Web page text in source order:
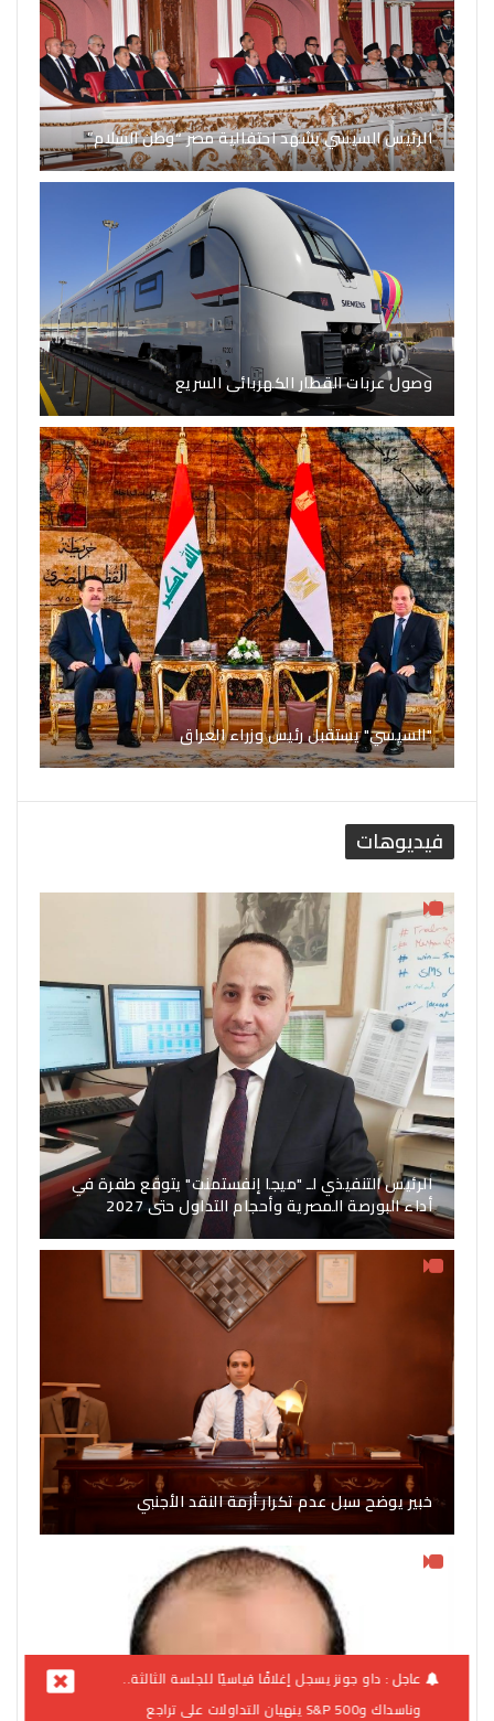
الرئيس السيسي يشهد احتفالية مصر “وطن السلام”
وصول عربات القطار الكهربائى السريع
"السيسي" يستقبل رئيس وزراء العراق
فيديوهات
الرئيس التنفيذي لـ "ميجا إنفستمنت" يتوقع طفرة في
أداء البورصة المصرية وأحجام التداول حتى 2027
خبير يوضح سبل عدم تكرار أزمة النقد الأجنبي
عاجل : داو جونز يسجل إغلاقًا قياسيًا للجلسة الثالثة..
وناسداك وS&P 500 ينهيان التداولات على تراجع